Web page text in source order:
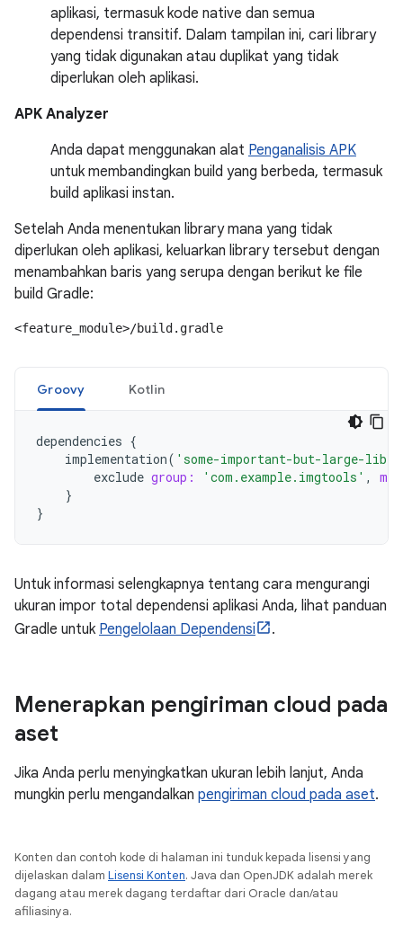
aplikasi, termasuk kode native dan semua
dependensi transitif. Dalam tampilan ini, cari library
yang tidak digunakan atau duplikat yang tidak
diperlukan oleh aplikasi.
APK Analyzer
Anda dapat menggunakan alat Penganalisis APK
untuk membandingkan build yang berbeda, termasuk
build aplikasi instan.
Setelah Anda menentukan library mana yang tidak
diperlukan oleh aplikasi, keluarkan library tersebut dengan
menambahkan baris yang serupa dengan berikut ke file
build Gradle:
<feature_module>/build.gradle
Groovy Kotlin
dependencies {
implementation( 'some-important-but-large-
exclude group: 'com.example.imgtools' ,
}
}
Untuk informasi selengkapnya tentang cara mengurangi
ukuran impor total dependensi aplikasi Anda, lihat panduan
Gradle untuk Pengelolaan Dependensi .
Menerapkan pengiriman cloud pada
aset
Jika Anda perlu menyingkatkan ukuran lebih lanjut, Anda
mungkin perlu mengandalkan pengiriman cloud pada aset.
Konten dan contoh kode di halaman ini tunduk kepada lisensi yang
dijelaskan dalam Lisensi Konten. Java dan OpenJDK adalah merek
dagang atau merek dagang terdaftar dari Oracle dan/atau
afiliasinya.